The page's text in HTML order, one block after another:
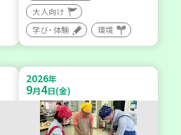
大人向け
学び・体験
環境
2026年
9月4日(金)